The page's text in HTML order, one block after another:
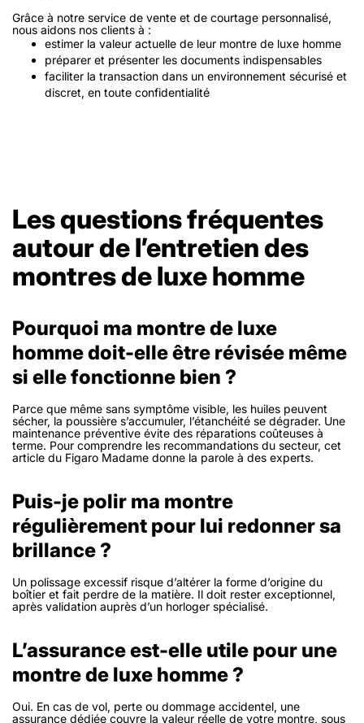
Grâce à notre service de vente et de courtage personnalisé,
nous aidons nos clients à :
estimer la valeur actuelle de leur montre de luxe homme
préparer et présenter les documents indispensables
faciliter la transaction dans un environnement sécurisé et
discret, en toute confidentialité
Les questions fréquentes
autour de l’entretien des
montres de luxe homme
Pourquoi ma montre de luxe
homme doit-elle être révisée même
si elle fonctionne bien ?
Parce que même sans symptôme visible, les huiles peuvent
sécher, la poussière s’accumuler, l’étanchéité se dégrader. Une
maintenance préventive évite des réparations coûteuses à
terme. Pour comprendre les recommandations du secteur, cet
article du Figaro Madame donne la parole à des experts.
Puis-je polir ma montre
régulièrement pour lui redonner sa
brillance ?
Un polissage excessif risque d’altérer la forme d’origine du
boîtier et fait perdre de la matière. Il doit rester exceptionnel,
après validation auprès d’un horloger spécialisé.
L’assurance est-elle utile pour une
montre de luxe homme ?
Oui. En cas de vol, perte ou dommage accidentel, une
assurance dédiée couvre la valeur réelle de votre montre, sous